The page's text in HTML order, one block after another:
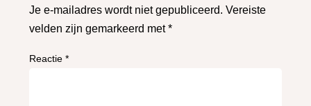
Je e-mailadres wordt niet gepubliceerd. Vereiste
velden zijn gemarkeerd met*
Reactie*